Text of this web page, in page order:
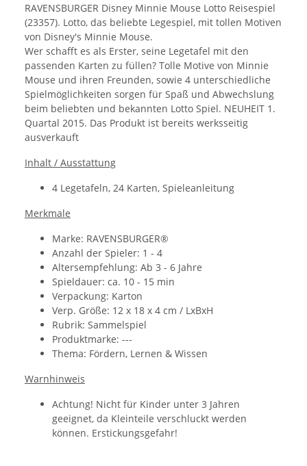
RAVENSBURGER Disney Minnie Mouse Lotto Reisespiel
(23357). Lotto, das beliebte Legespiel, mit tollen Motiven
von Disney's Minnie Mouse.
Wer schafft es als Erster, seine Legetafel mit den
passenden Karten zu füllen? Tolle Motive von Minnie
Mouse und ihren Freunden, sowie 4 unterschiedliche
Spielmöglichkeiten sorgen für Spaß und Abwechslung
beim beliebten und bekannten Lotto Spiel. NEUHEIT 1.
Quartal 2015. Das Produkt ist bereits werksseitig
ausverkauft
Inhalt / Ausstattung
4 Legetafeln, 24 Karten, Spieleanleitung
Merkmale
Marke: RAVENSBURGER®
Anzahl der Spieler: 1 - 4
Altersempfehlung: Ab 3 - 6 Jahre
Spieldauer: ca. 10 - 15 min
Verpackung: Karton
Verp. Größe: 12 x 18 x 4 cm / LxBxH
Rubrik: Sammelspiel
Produktmarke: ---
Thema: Fördern, Lernen & Wissen
Warnhinweis
Achtung! Nicht für Kinder unter 3 Jahren
geeignet, da Kleinteile verschluckt werden
können. Erstickungsgefahr!